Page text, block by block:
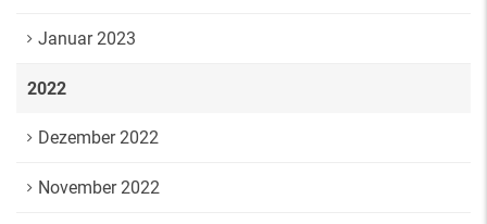
Januar 2023
2022
Dezember 2022
November 2022